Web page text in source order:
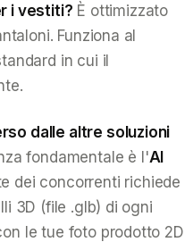
i vestiti? È ottimizzato
Funziona al
in cui il
dalle altre soluzioni
fondamentale è l'AI
dei concorrenti richiede
3D (file .glb) di ogni
le tue foto prodotto 2D